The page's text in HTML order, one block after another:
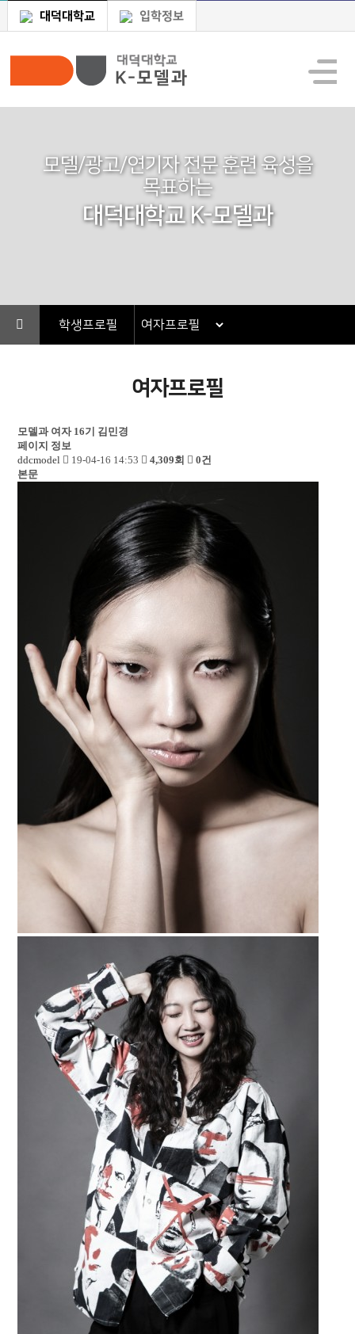
대덕대학교 입학정보
모델/광고/연기자 전문 훈련 육성을
목표하는
대덕대학교 K-모델과
학생프로필
여자프로필
모델과 여자 16기 김민경
페이지 정보
ddcmodel
19-04-16 14:53 4,309회
0건
본문